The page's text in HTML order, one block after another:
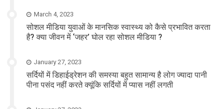
March 4, 2023
सोशल मीडिया युवाओं के मानसिक स्वास्थ्य को कैसे प्रभावित करता
है? क्या जीवन में ‘जहर’ घोल रहा सोशल मीडिया ?
January 27, 2023
सर्दियों में डिहाईड्रेशन की समस्या बहुत सामान्य है लोग ज्यादा पानी
पीना पसंद नहीं करते क्यूंकि सर्दियों में प्यास नहीं लगती